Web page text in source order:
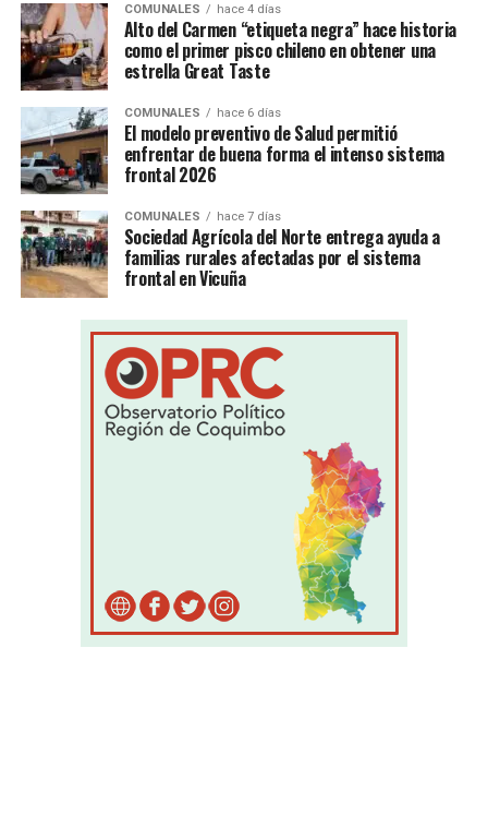
COMUNALES hace 4 días
Alto del Carmen “etiqueta negra” hace historia
como el primer pisco chileno en obtener una
estrella Great Taste
COMUNALES hace 6 días
El modelo preventivo de Salud permitió
enfrentar de buena forma el intenso sistema
frontal 2026
COMUNALES hace 7 días
Sociedad Agrícola del Norte entrega ayuda a
familias rurales afectadas por el sistema
frontal en Vicuña